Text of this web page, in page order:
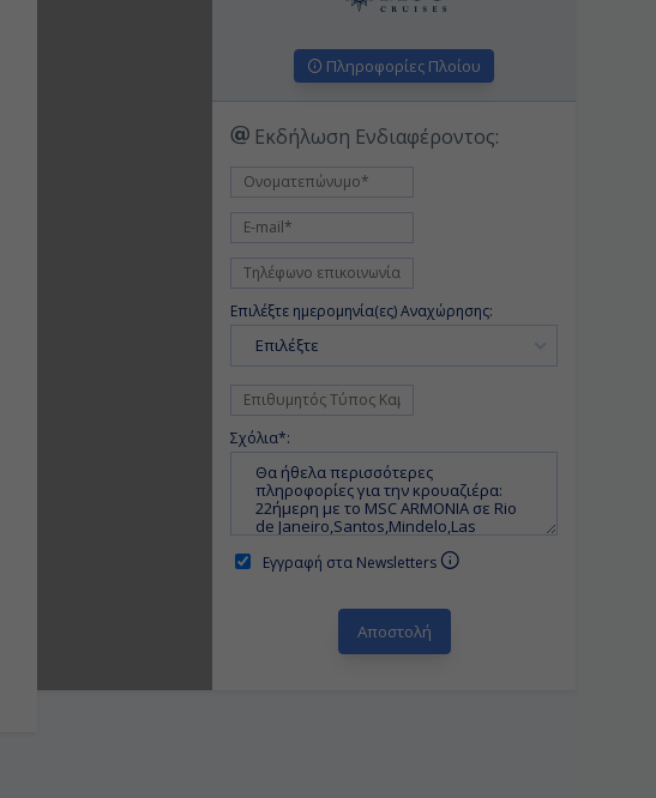
Πληροφορίες Πλοίου
Εκδήλωση Ενδιαφέροντος:
Επιλέξτε ημερομηνία(ες) Αναχώρησης:
Επιλέξτε
Σχόλια*:
Εγγραφή στα Newsletters